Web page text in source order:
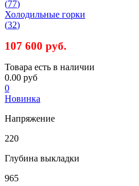
(77)
Холодильные горки
(32)
107 600 руб.
Товара есть в наличии
0.00 руб
0
Новинка
Напряжение
220
Глубина выкладки
965